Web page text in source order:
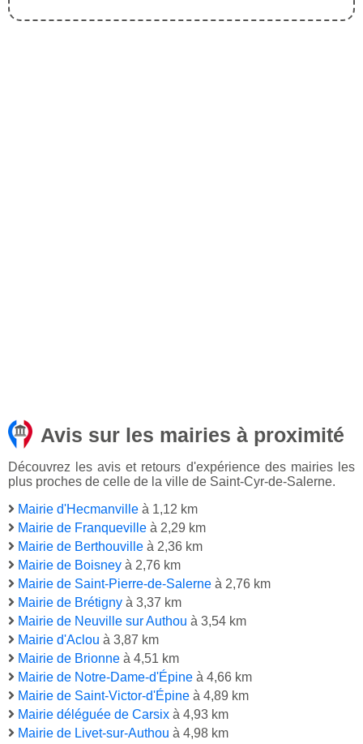
Avis sur les mairies à proximité
Découvrez les avis et retours d'expérience des mairies les
plus proches de celle de la ville de Saint-Cyr-de-Salerne.
Mairie d'Hecmanville à 1,12 km
Mairie de Franqueville à 2,29 km
Mairie de Berthouville à 2,36 km
Mairie de Boisney à 2,76 km
Mairie de Saint-Pierre-de-Salerne à 2,76 km
Mairie de Brétigny à 3,37 km
Mairie de Neuville sur Authou à 3,54 km
Mairie d'Aclou à 3,87 km
Mairie de Brionne à 4,51 km
Mairie de Notre-Dame-d'Épine à 4,66 km
Mairie de Saint-Victor-d'Épine à 4,89 km
Mairie déléguée de Carsix à 4,93 km
Mairie de Livet-sur-Authou à 4,98 km